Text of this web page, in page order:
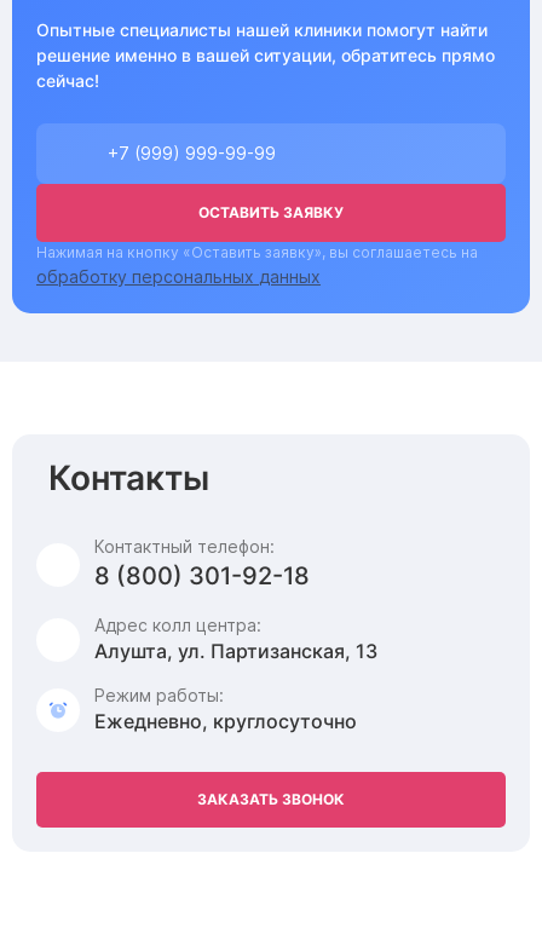
Опытные специалисты нашей клиники помогут найти
решение именно в вашей ситуации, обратитесь прямо
сейчас!
ОСТАВИТЬ ЗАЯВКУ
Нажимая на кнопку «Оставить заявку», вы соглашаетесь на
обработку персональных данных
Контакты
Контактный телефон:
8 (800) 301-92-18
Адрес колл центра:
Алушта, ул. Партизанская, 13
Режим работы:
Ежедневно, круглосуточно
ЗАКАЗАТЬ ЗВОНОК